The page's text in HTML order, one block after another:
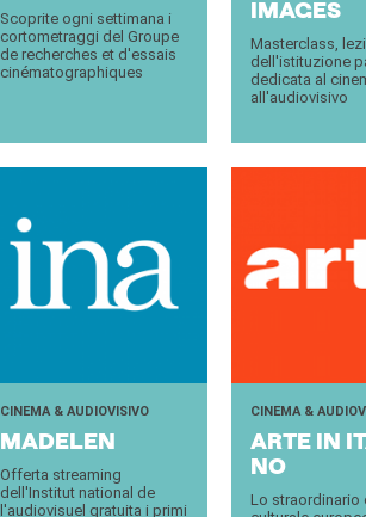
Scoprite ogni settimana i
cortometraggi del Groupe
de recherches et d'essais
cinématographiques
IMA­GES
Masterclass,
dell'istituzione
dedicata al
all'audiovisivo
CINEMA & AUDIOVISIVO
MA­DE­LEN
Offerta streaming
dell'Institut national de
l'audiovisuel gratuita i primi
CINEMA &
ARTE IN
NO
Lo straordinario